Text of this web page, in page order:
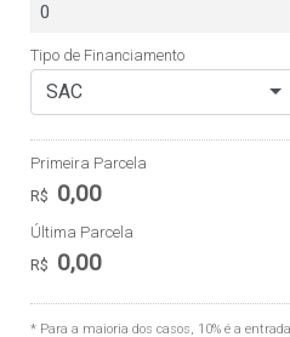
Tipo de Financiamento
SAC
Primeira Parcela
R$ 0,00
Última Parcela
R$ 0,00
* Para a maioria dos casos, 10% é a